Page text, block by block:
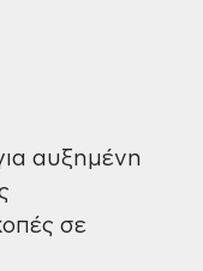
αυξημένη
σε